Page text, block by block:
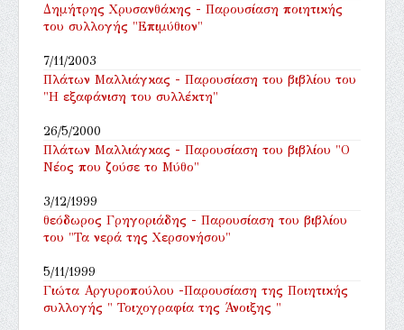
Δημήτρης Χρυσανθάκης - Παρουσίαση ποιητικής
του συλλογής "Επιμύθιον"
7/11/2003
Πλάτων Μαλλιάγκας - Παρουσίαση του βιβλίου του
"Η εξαφάνιση του συλλέκτη"
26/5/2000
Πλάτων Μαλλιάγκας - Παρουσίαση του βιβλίου "Ο
Νέος που ζούσε το Μύθο"
3/12/1999
θεόδωρος Γρηγοριάδης - Παρουσίαση του βιβλίου
του "Τα νερά της Χερσονήσου"
5/11/1999
Γιώτα Αργυροπούλου -Παρουσίαση της Ποιητικής
συλλογής " Τοιχογραφία της Άνοιξης "